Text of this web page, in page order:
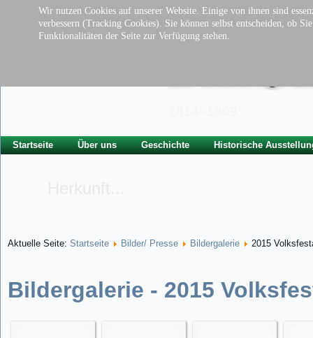
Startseite Über uns Geschichte Historische
Aktuelle Seite: Startseite Bilder/ Presse Bildergalerie 2015
Bildergalerie - 2015
Wir nutzen Cookies auf unserer Website. Einige von ihnen sind
verbessern (Tracking Cookies). Sie können selbst entscheiden, ob
Funktionalitäten der Seite zur Verfügung stehen.